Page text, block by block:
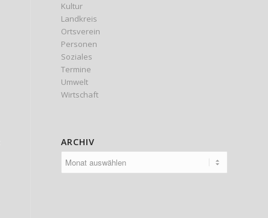
Kultur
Landkreis
Ortsverein
Personen
Soziales
Termine
Umwelt
Wirtschaft
ARCHIV